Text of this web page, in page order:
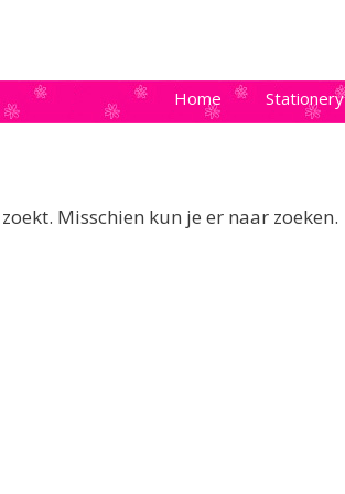
Home Stationery
Misschien kun je er naar zoeken.